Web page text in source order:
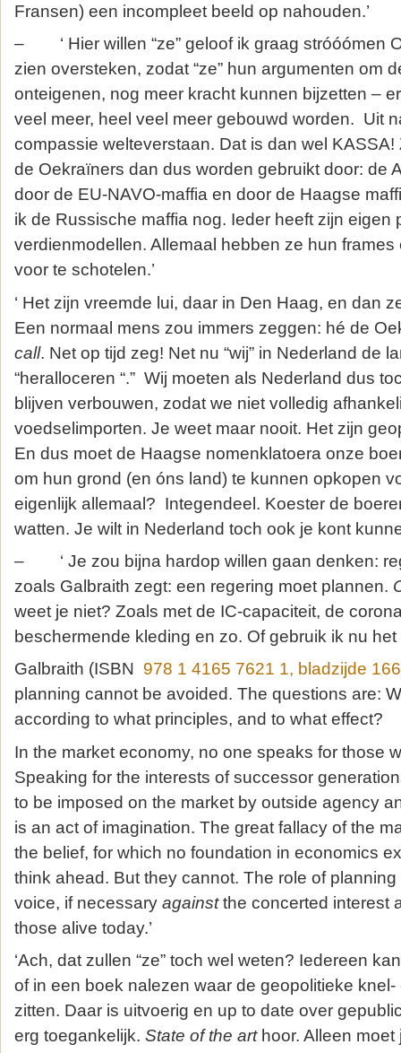
Fransen) een incompleet beeld op nahouden.’
– ‘ Hier willen “ze” geloof ik graag stróóómen
zien oversteken, zodat “ze” hun argumenten om
onteigenen, nog meer kracht kunnen bijzetten –
veel meer, heel veel meer gebouwd worden. Uit
compassie welteverstaan. Dat is dan wel
de Oekraïners dan dus worden gebruikt door: de
door de EU-NAVO-maffia en door de Haagse
ik de Russische maffia nog. Ieder heeft zijn eigen
verdienmodellen. Allemaal hebben ze hun
voor te schotelen.’
‘ Het zijn vreemde lui, daar in Den Haag, en dan
Een normaal mens zou immers zeggen: hé de
call. Net op tijd zeg! Net nu “wij” in Nederland de
“heralloceren “.” Wij moeten als Nederland dus
blijven verbouwen, zodat we niet volledig
voedselimporten. Je weet maar nooit. Het zijn
En dus moet de Haagse nomenklatoera onze
om hun grond (en óns land) te kunnen opkopen
eigenlijk allemaal? Integendeel. Koester de
watten. Je wilt in Nederland toch ook je kont
– ‘ Je zou bijna hardop willen gaan denken:
zoals Galbraith zegt: een regering moet plannen.
weet je niet? Zoals met de IC-capaciteit, de
beschermende kleding en zo. Of gebruik ik nu
Galbraith (ISBN 978 1 4165 7621 1, bladzijde
planning cannot be avoided. The questions are:
according to what principles, and to what effect?
In the market economy, no one speaks for those
Speaking for the interests of successor
to be imposed on the market by outside agency
is an act of imagination. The great fallacy of the
the belief, for which no foundation in economics
think ahead. But they cannot. The role of
voice, if necessary againstthe concerted interest
those alive today.’
‘Ach, dat zullen “ze” toch wel weten? Iedereen
of in een boek nalezen waar de geopolitieke
zitten. Daar is uitvoerig en up to date over
erg toegankelijk. State of the arthoor. Alleen moet